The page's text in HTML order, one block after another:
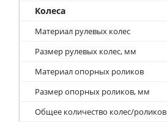
Колеса
Материал рулевых колес
Размер рулевых колес, мм
Материал опорных роликов
Размер опорных роликов, мм
Общее количество колес/роликов